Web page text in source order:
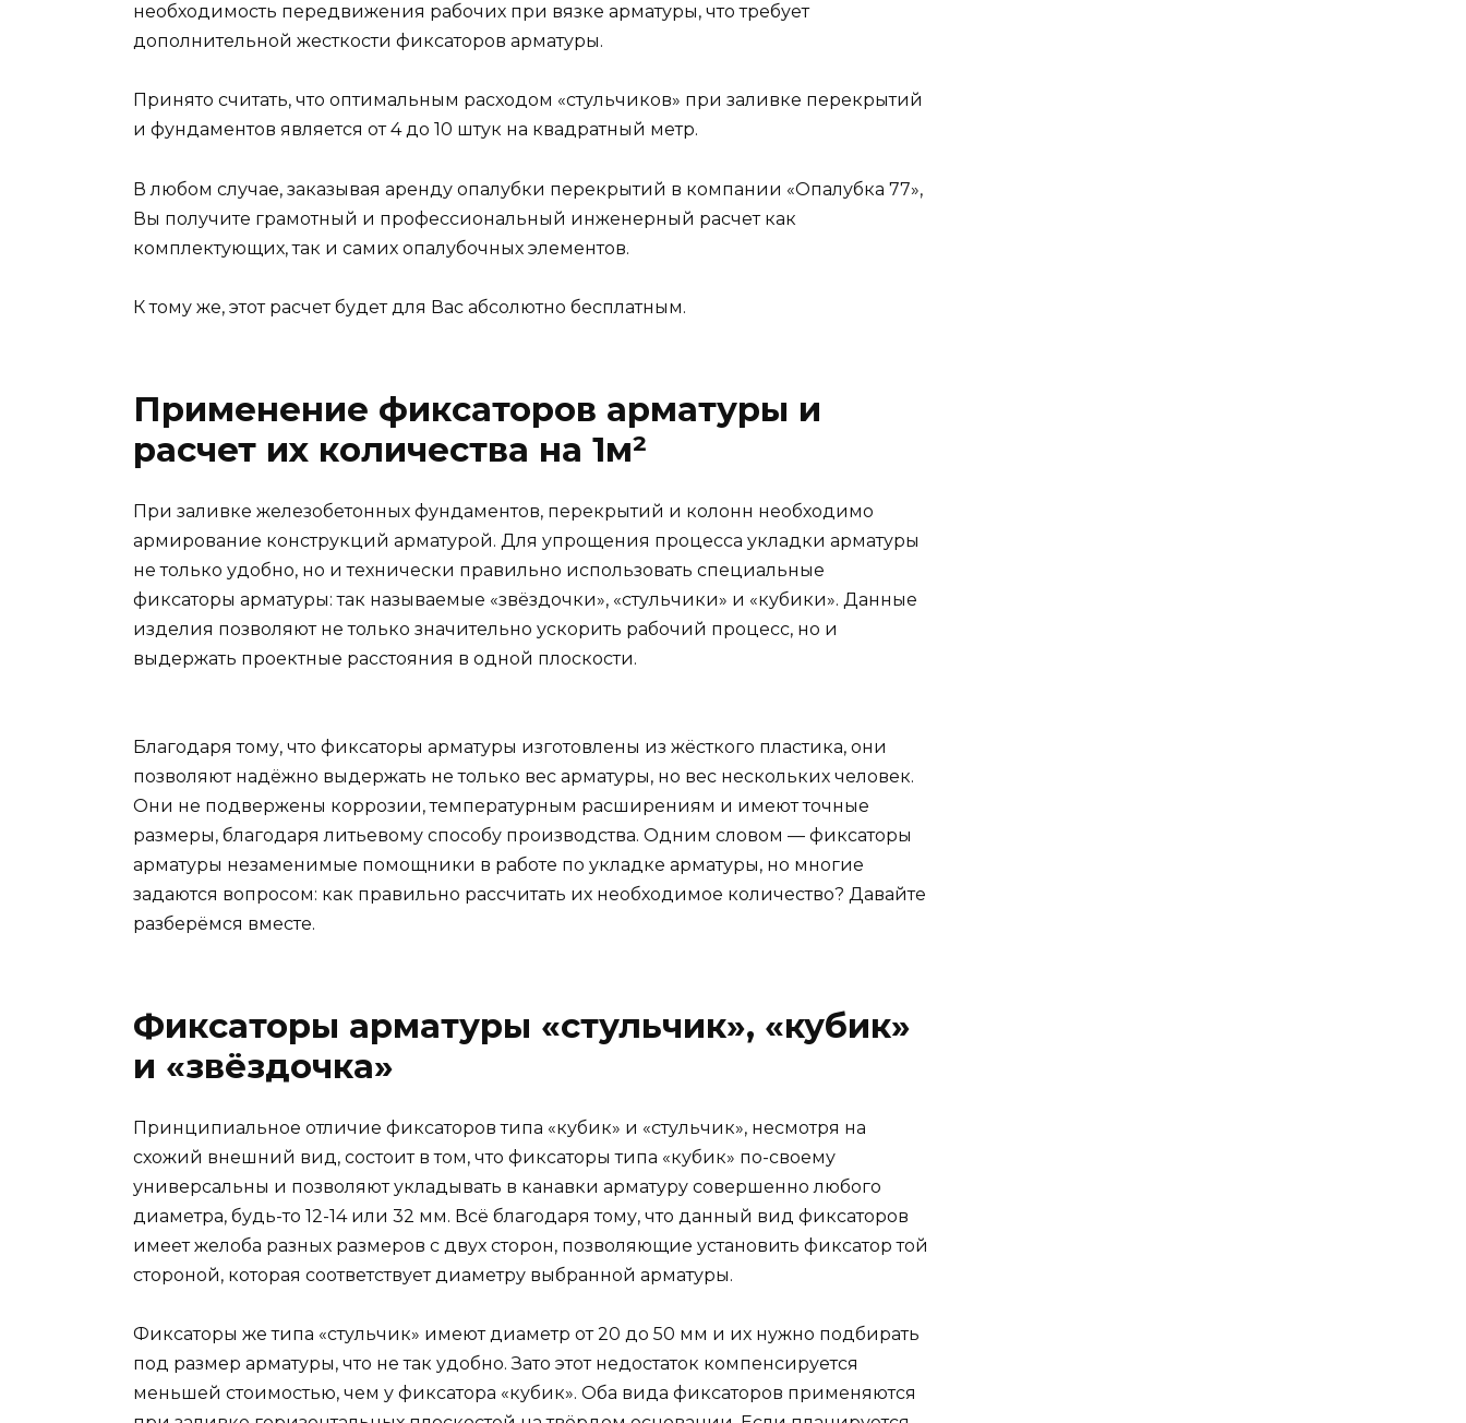
необходимость передвижения рабочих при вязке арматуры, что требует
дополнительной жесткости фиксаторов арматуры.
Принято считать, что оптимальным расходом «стульчиков» при заливке перекрытий
и фундаментов является от 4 до 10 штук на квадратный метр.
В любом случае, заказывая аренду опалубки перекрытий в компании «Опалубка 77»,
Вы получите грамотный и профессиональный инженерный расчет как
комплектующих, так и самих опалубочных элементов.
К тому же, этот расчет будет для Вас абсолютно бесплатным.
Применение фиксаторов арматуры и
расчет их количества на 1м²
При заливке железобетонных фундаментов, перекрытий и колонн необходимо
армирование конструкций арматурой. Для упрощения процесса укладки арматуры
не только удобно, но и технически правильно использовать специальные
фиксаторы арматуры: так называемые «звёздочки», «стульчики» и «кубики». Данные
изделия позволяют не только значительно ускорить рабочий процесс, но и
выдержать проектные расстояния в одной плоскости.
Благодаря тому, что фиксаторы арматуры изготовлены из жёсткого пластика, они
позволяют надёжно выдержать не только вес арматуры, но вес нескольких человек.
Они не подвержены коррозии, температурным расширениям и имеют точные
размеры, благодаря литьевому способу производства. Одним словом — фиксаторы
арматуры незаменимые помощники в работе по укладке арматуры, но многие
задаются вопросом: как правильно рассчитать их необходимое количество? Давайте
разберёмся вместе.
Фиксаторы арматуры «стульчик», «кубик»
и «звёздочка»
Принципиальное отличие фиксаторов типа «кубик» и «стульчик», несмотря на
схожий внешний вид, состоит в том, что фиксаторы типа «кубик» по-своему
универсальны и позволяют укладывать в канавки арматуру совершенно любого
диаметра, будь-то 12-14 или 32 мм. Всё благодаря тому, что данный вид фиксаторов
имеет желоба разных размеров с двух сторон, позволяющие установить фиксатор той
стороной, которая соответствует диаметру выбранной арматуры.
Фиксаторы же типа «стульчик» имеют диаметр от 20 до 50 мм и их нужно подбирать
под размер арматуры, что не так удобно. Зато этот недостаток компенсируется
меньшей стоимостью, чем у фиксатора «кубик». Оба вида фиксаторов применяются